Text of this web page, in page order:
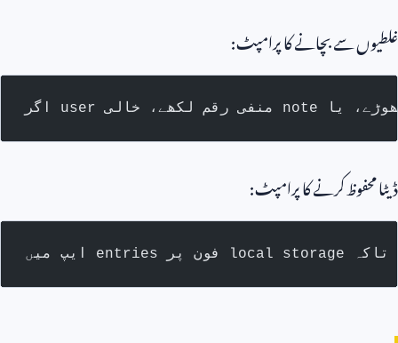
سے بچانے کا پرامپٹ:
کرنے کا پرامپٹ: